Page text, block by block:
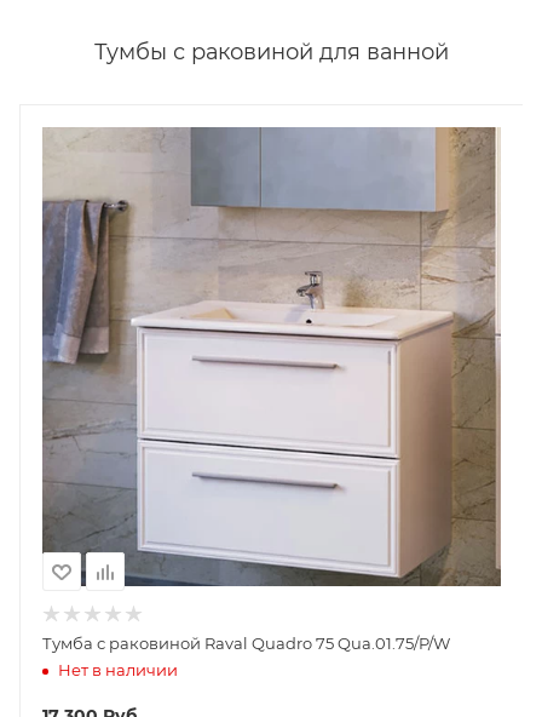
Тумбы с раковиной для ванной
Тумба с раковиной Raval Quadro 75 Qua.01.75/P/W
Нет в наличии